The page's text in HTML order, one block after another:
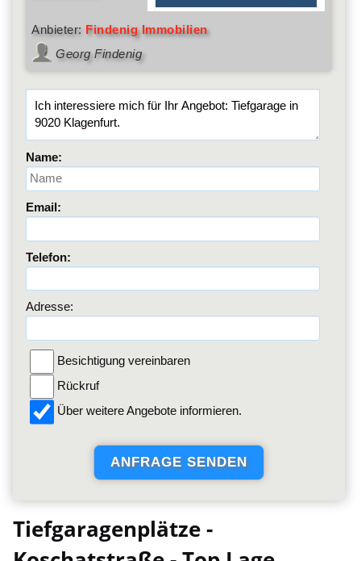
Anbieter: Findenig Immobilien
Georg Findenig
Name:
Email:
Telefon:
Adresse:
Besichtigung vereinbaren
Rückruf
Über weitere Angebote informieren.
Tiefgaragenplätze -